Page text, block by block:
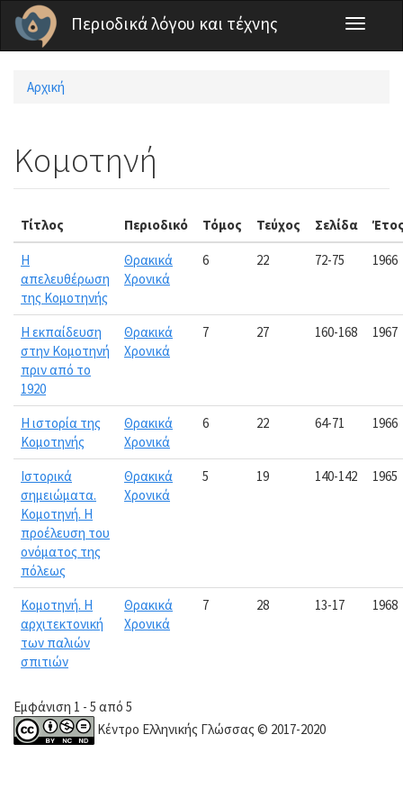
Παράκαμψη προς το κυρίως περιεχόμενο
Περιοδικά λόγου και τέχνης
Toggle
Είστε εδώ
Αρχική
Κομοτηνή
Τίτλος Περιοδικό Τόμος Τεύχος Σελίδα
Η
απελευθέρωση
της Κομοτηνής
Θρακικά
Χρονικά
6 22 72-75 1966
Η εκπαίδευση
στην Κομοτηνή
πριν από το
1920
Θρακικά
Χρονικά
7 27 160-168 1967
Η ιστορία της
Κομοτηνής
Θρακικά
Χρονικά
6 22 64-71 1966
Ιστορικά
σημειώματα.
Κομοτηνή. Η
προέλευση του
ονόματος της
πόλεως
Θρακικά
Χρονικά
5 19 140-142 1965
Κομοτηνή. Η
αρχιτεκτονική
των παλιών
σπιτιών
Θρακικά
Χρονικά
7 28 13-17 1968
Εμφάνιση 1 - 5 από 5
Κέντρο Ελληνικής Γλώσσας © 2017-2020